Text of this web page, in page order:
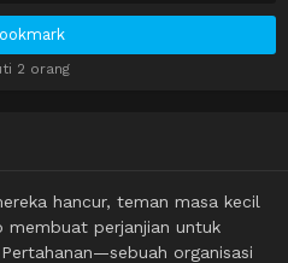
2 orang
hancur, teman masa kecil
membuat perjanjian untuk
organisasi